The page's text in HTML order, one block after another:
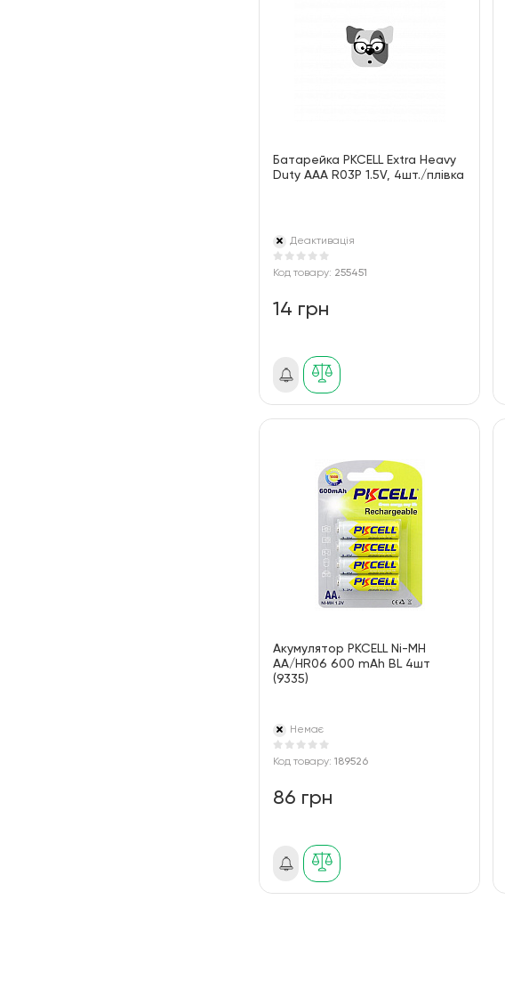
Батарейка PKCELL Extra Heavy
Duty AAA R03P 1.5V, 4шт./плівка
Деактивація
Код товару: 255451
14 грн
Акумулятор PKCELL Ni-MH
AA/HR06 600 mAh BL 4шт
(9335)
Немає
Код товару: 189526
86 грн